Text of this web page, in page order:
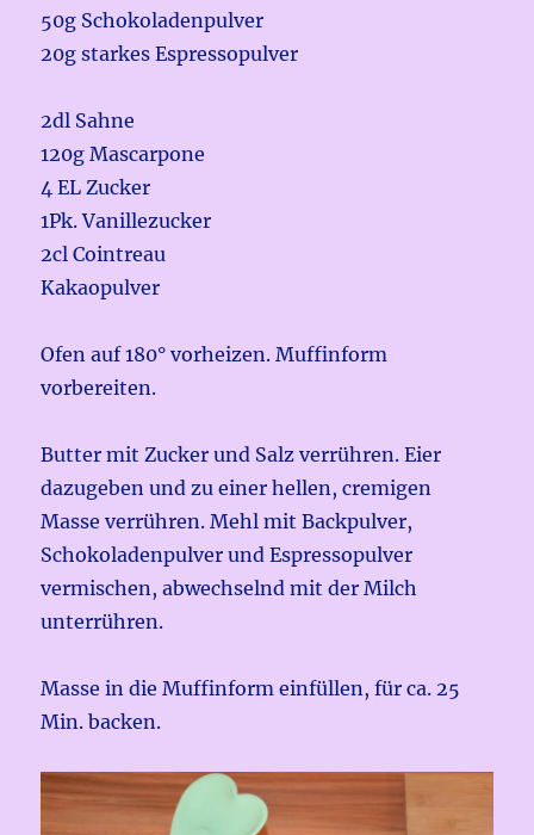
50g Schokoladenpulver
20g starkes Espressopulver
2dl Sahne
120g Mascarpone
4 EL Zucker
1Pk. Vanillezucker
2cl Cointreau
Kakaopulver
Ofen auf 180° vorheizen. Muffinform
vorbereiten.
Butter mit Zucker und Salz verrühren. Eier
dazugeben und zu einer hellen, cremigen
Masse verrühren. Mehl mit Backpulver,
Schokoladenpulver und Espressopulver
vermischen, abwechselnd mit der Milch
unterrühren.
Masse in die Muffinform einfüllen, für ca. 25
Min. backen.